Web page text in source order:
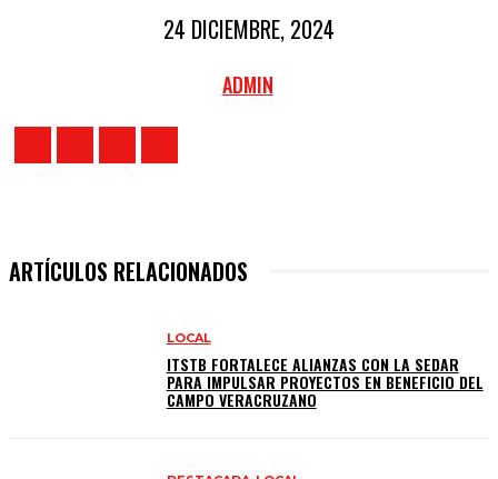
24 DICIEMBRE, 2024
ADMIN
ARTÍCULOS RELACIONADOS
LOCAL
ITSTB FORTALECE ALIANZAS CON LA SEDAR
PARA IMPULSAR PROYECTOS EN BENEFICIO DEL
CAMPO VERACRUZANO